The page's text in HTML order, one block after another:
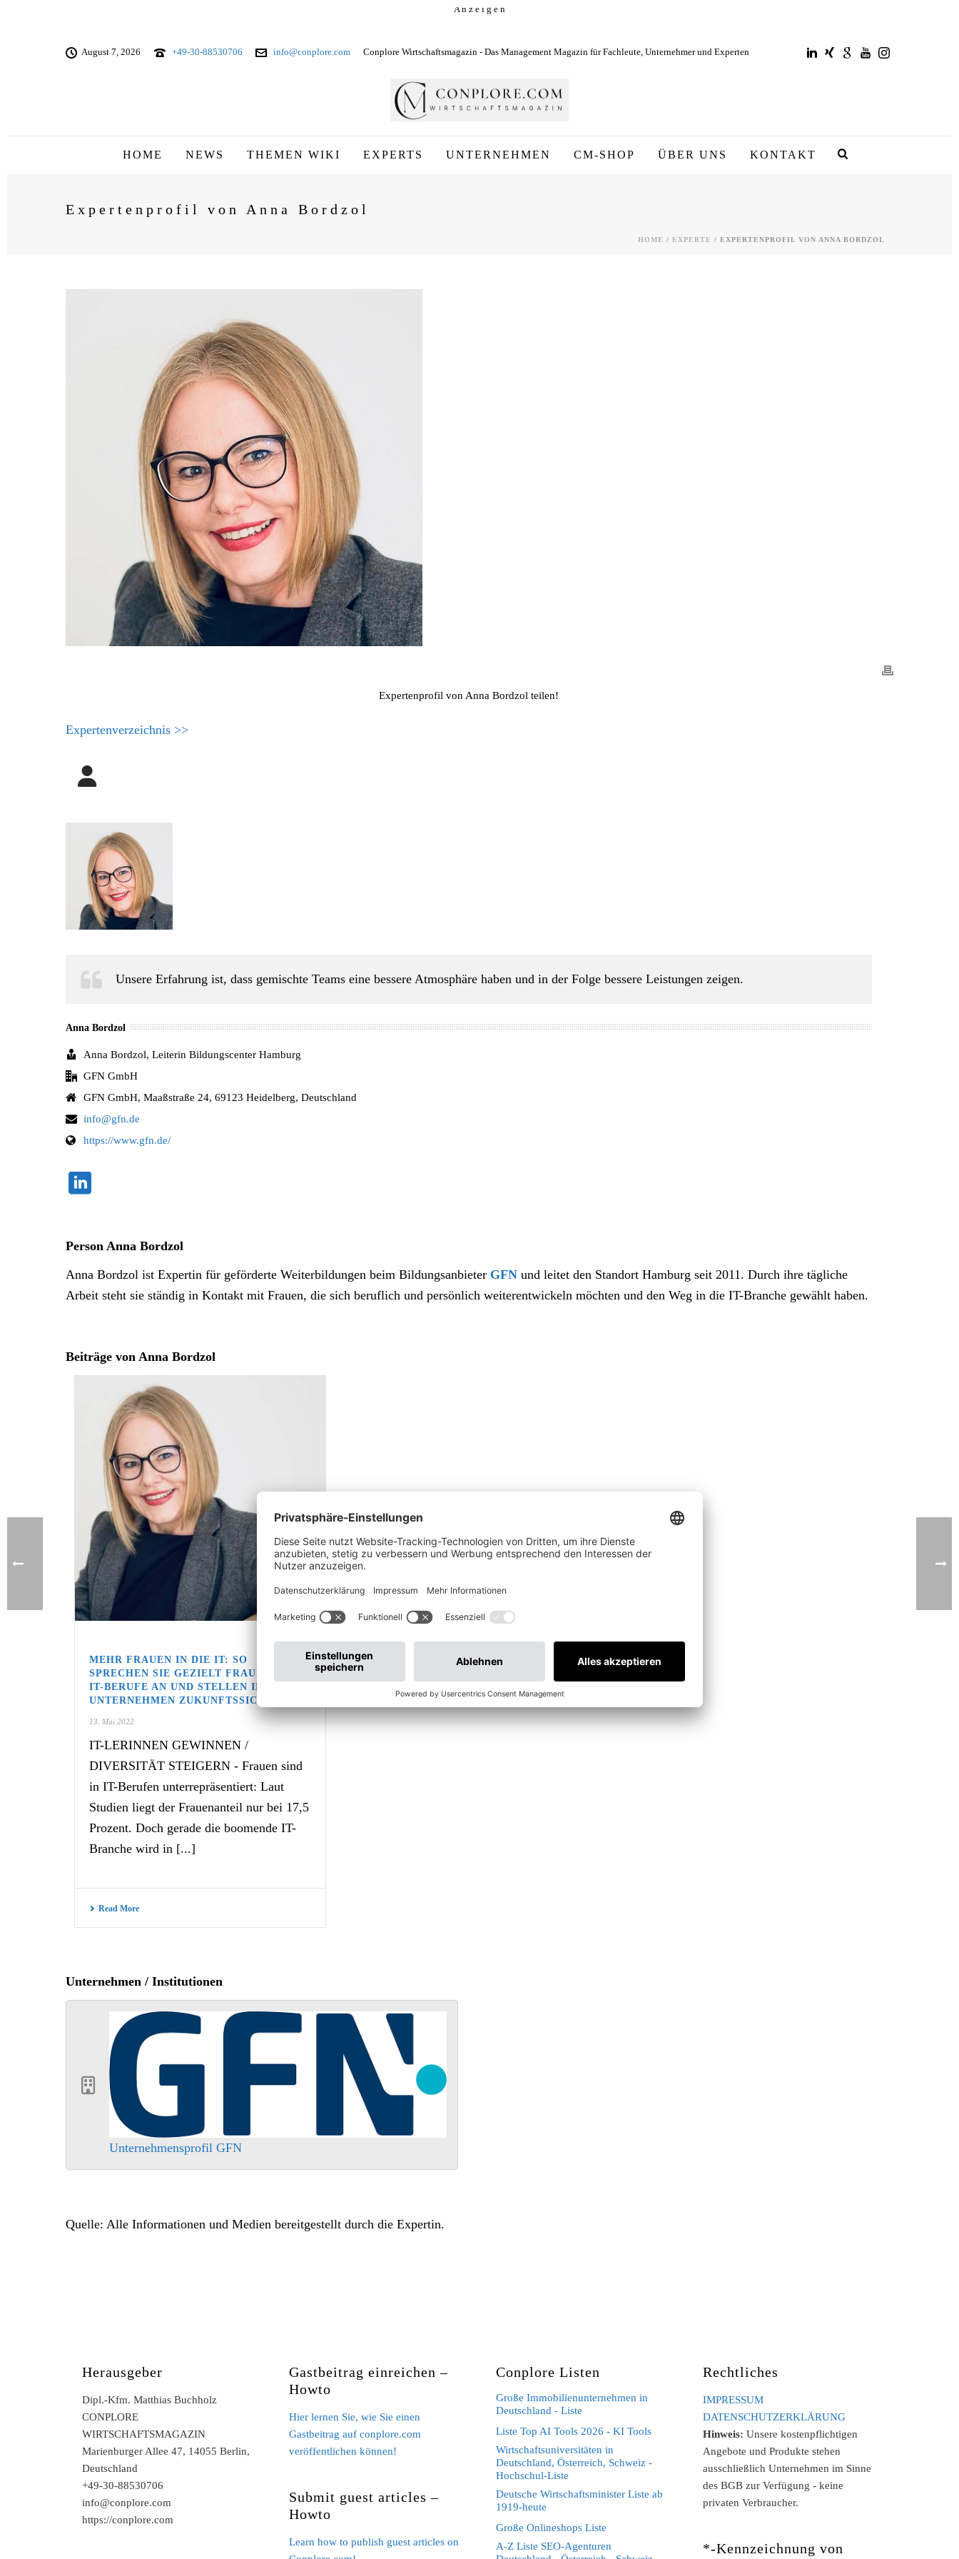
A n z e i g e n
August 7, 2026 +49-30-88530706 info@conplore.com Conplore Wirtschaftsmagazin - Das Management Magazin für Fachleute, Unternehmer und Experten
HOME NEWS THEMEN WIKI EXPERTS UNTERNEHMEN CM-SHOP ÜBER UNS KONTAKT
Expertenprofil von Anna Bordzol
HOME / EXPERTE / EXPERTENPROFIL VON ANNA BORDZOL
Expertenprofil von Anna Bordzol teilen!
Expertenverzeichnis >>
Unsere Erfahrung ist, dass gemischte Teams eine bessere Atmosphäre haben und in der Folge bessere Leistungen zeigen.
Anna Bordzol
Anna Bordzol, Leiterin Bildungscenter Hamburg
GFN GmbH
GFN GmbH, Maaßstraße 24, 69123 Heidelberg, Deutschland
info@gfn.de
https://www.gfn.de/
Person Anna Bordzol
Anna Bordzol ist Expertin für geförderte Weiterbildungen beim Bildungsanbieter GFN und leitet den Standort Hamburg seit 2011. Durch ihre tägliche
Arbeit steht sie ständig in Kontakt mit Frauen, die sich beruflich und persönlich weiterentwickeln möchten und den Weg in die IT-Branche gewählt haben.
Beiträge von Anna Bordzol
MEHR FRAUEN IN DIE IT: SO
SPRECHEN SIE GEZIELT FRAUEN FÜR
IT-BERUFE AN UND STELLEN IHR
UNTERNEHMEN ZUKUNFTSSICHER AUF
13. Mai 2022
IT-LERINNEN GEWINNEN /
DIVERSITÄT STEIGERN - Frauen sind
in IT-Berufen unterrepräsentiert: Laut
Studien liegt der Frauenanteil nur bei 17,5
Prozent. Doch gerade die boomende IT-
Branche wird in [...]
Read More
Unternehmen / Institutionen
Unternehmensprofil GFN
Quelle: Alle Informationen und Medien bereitgestellt durch die Expertin.
Herausgeber
Dipl.-Kfm. Matthias Buchholz
CONPLORE
WIRTSCHAFTSMAGAZIN
Marienburger Allee 47, 14055 Berlin,
Deutschland
+49-30-88530706
info@conplore.com
https://conplore.com
Gastbeitrag einreichen –
Howto
Hier lernen Sie, wie Sie einen
Gastbeitrag auf conplore.com
veröffentlichen können!
Submit guest articles –
Howto
Learn how to publish guest articles on
Conplore Listen
Große Immobilienunternehmen in
Deutschland - Liste
Liste Top AI Tools 2026 - KI Tools
Wirtschaftsuniversitäten in
Deutschland, Österreich, Schweiz -
Hochschul-Liste
Deutsche Wirtschaftsminister Liste ab
1919-heute
Große Onlineshops Liste
A-Z Liste SEO-Agenturen
Rechtliches
IMPRESSUM
DATENSCHUTZERKLÄRUNG
Hinweis: Unsere kostenpflichtigen
Angebote und Produkte stehen
ausschließlich Unternehmen im Sinne
des BGB zur Verfügung - keine
privaten Verbraucher.
*-Kennzeichnung von